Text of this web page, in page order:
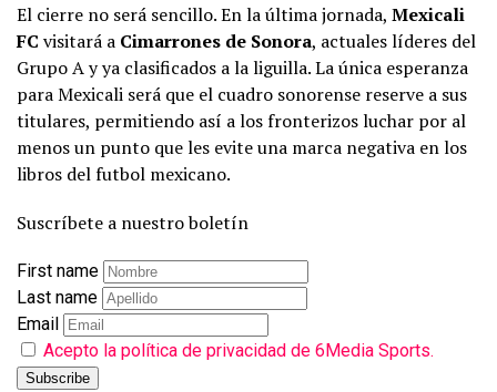
El cierre no será sencillo. En la última jornada, Mexicali
FC visitará a Cimarrones de Sonora, actuales líderes del
Grupo A y ya clasificados a la liguilla. La única esperanza
para Mexicali será que el cuadro sonorense reserve a sus
titulares, permitiendo así a los fronterizos luchar por al
menos un punto que les evite una marca negativa en los
libros del futbol mexicano.
Suscríbete a nuestro boletín
First name
Last name
Email
Acepto la política de privacidad de 6Media Sports.